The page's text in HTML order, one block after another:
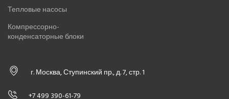
Тепловые насосы
Компрессорно-
конденсаторные блоки
г. Москва, Ступинский пр., д. 7, стр. 1
+7 499 390-61-79